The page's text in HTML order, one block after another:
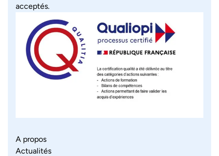
acceptés.
A propos
Actualités